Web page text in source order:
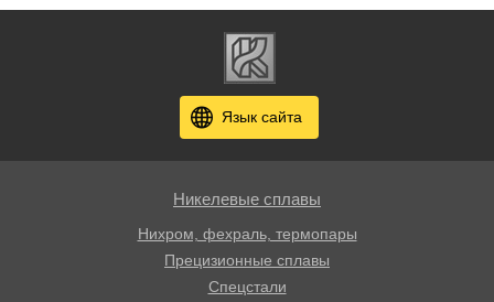
Язык сайта
Никелевые сплавы
Нихром, фехраль, термопары
Прецизионные сплавы
Спецстали